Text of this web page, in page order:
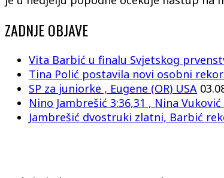
ZADNJE OBJAVE
Vita Barbić u finalu Svjetskog
Tina Polić postavila novi osobni
SP za juniorke , Eugene (OR) USA
Nino Jambrešić 3:36,31 , Nina Vuković
Jambrešić dvostruki zlatni, Barbić